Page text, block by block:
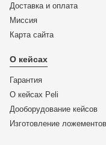
Доставка и оплата
Миссия
Карта сайта
О кейсах
Гарантия
О кейсах Peli
Дооборудование кейсов
Изготовление ложементов